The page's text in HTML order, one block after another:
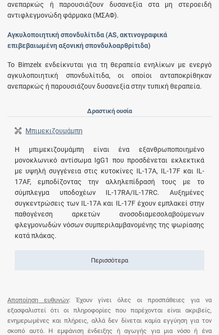
ανεπαρκώς ή παρουσιάζουν δυσανεξία στα μη στεροειδή
αντιφλεγμονώδη φάρμακα (ΜΣΑΦ).
Αγκυλοποιητική σπονδυλίτιδα (AS, ακτινογραφικά
επιβεβαιωμένη αξονική σπονδυλοαρθρίτιδα)
Το Bimzelx ενδείκνυται για τη θεραπεία ενηλίκων με ενεργό
αγκυλοποιητική σπονδυλίτιδα, οι οποίοι ανταποκρίθηκαν
ανεπαρκώς ή παρουσιάζουν δυσανεξία στην τυπική θεραπεία.
Δραστική ουσία
Μπιμεκιζουμάμπη
Η μπιμεκιζουμάμπη είναι ένα εξανθρωποποιημένο
μονοκλωνικό αντίσωμα IgG1 που προσδένεται εκλεκτικά
με υψηλή συγγένεια στις κυτοκίνες IL-17A, IL-17F και IL-
17AF, εμποδίζοντας την αλληλεπίδρασή τους με το
σύμπλεγμα υποδοχέων IL-17RA/IL-17RC. Αυξημένες
συγκεντρώσεις των IL-17A και IL-17F έχουν εμπλακεί στην
παθογένεση αρκετών ανοσοδιαμεσολαβούμενων
φλεγμονωδών νόσων συμπεριλαμβανομένης της ψωρίασης
κατά πλάκας.
Περισσότερα
Αποποίηση ευθυνών: Έχουν γίνει όλες οι προσπάθειες για να
εξασφαλιστεί ότι οι πληροφορίες που παρέχονται είναι ακριβείς,
ενημερωμένες και πλήρεις, αλλά δεν δίνεται καμία εγγύηση για τον
σκοπό αυτό. Η εμφάνιση ένδειξης ή αγωγής για μια νόσο ή ένα